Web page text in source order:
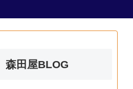
森田屋BLOG